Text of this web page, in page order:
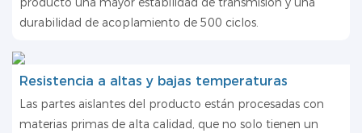
durabilidad de acoplamiento de 500 ciclos.
Resistencia a altas y bajas temperaturas
Las partes aislantes del producto están procesadas con
materias primas de alta calidad, que no solo tienen un